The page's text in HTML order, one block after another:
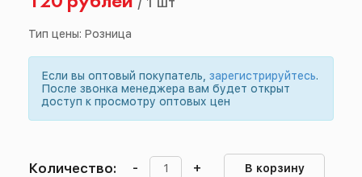
Тип цены: Розница
Если вы оптовый покупатель, зарегистрируйтесь.
После звонка менеджера вам будет открыт
доступ к просмотру оптовых цен
Количество: - + В корзину